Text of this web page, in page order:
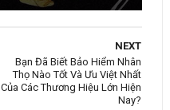
NEXT
Bạn Đã Biết Bảo Hiểm Nhân
Thọ Nào Tốt Và Ưu Việt Nhất
Của Các Thương Hiệu Lớn Hiện
Nay?